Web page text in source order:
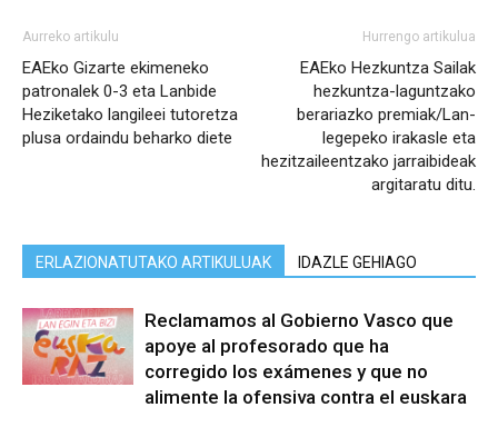
Aurreko artikulu
EAEko Gizarte ekimeneko
patronalek 0-3 eta Lanbide
Heziketako langileei tutoretza
plusa ordaindu beharko diete
Hurrengo artikulua
EAEko Hezkuntza Sailak
hezkuntza-laguntzako
berariazko premiak/Lan-
legepeko irakasle eta
hezitzaileentzako jarraibideak
argitaratu ditu.
ERLAZIONATUTAKO ARTIKULUAK IDAZLE GEHIAGO
Reclamamos al Gobierno Vasco que
apoye al profesorado que ha
corregido los exámenes y que no
alimente la ofensiva contra el euskara